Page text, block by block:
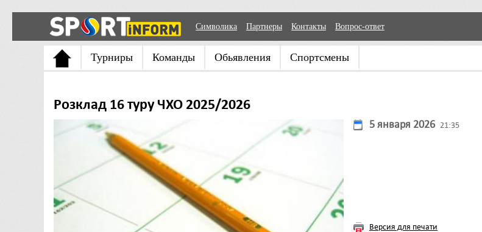
Символика Партнеры Контакты Вопрос-ответ
Турниры Команды Обьявления Спортсмены
Розклад 16 туру ЧХО 2025/2026
5 января 2026 21:35
Версия для печати